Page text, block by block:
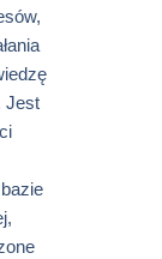
Jest